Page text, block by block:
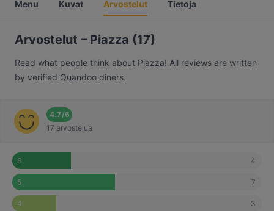
Menu Kuvat Arvostelut Tietoja
Arvostelut – Piazza (17)
Read what people think about Piazza! All reviews are written
by verified Quandoo diners.
4.7/6
17 arvostelua
6 4
5 7
4 3